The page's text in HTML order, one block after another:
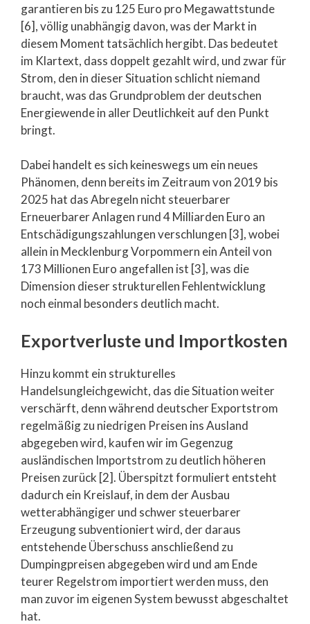
garantieren bis zu 125 Euro pro Megawattstunde
[6], völlig unabhängig davon, was der Markt in
diesem Moment tatsächlich hergibt. Das bedeutet
im Klartext, dass doppelt gezahlt wird, und zwar für
Strom, den in dieser Situation schlicht niemand
braucht, was das Grundproblem der deutschen
Energiewende in aller Deutlichkeit auf den Punkt
bringt.
Dabei handelt es sich keineswegs um ein neues
Phänomen, denn bereits im Zeitraum von 2019 bis
2025 hat das Abregeln nicht steuerbarer
Erneuerbarer Anlagen rund 4 Milliarden Euro an
Entschädigungszahlungen verschlungen [3], wobei
allein in Mecklenburg Vorpommern ein Anteil von
173 Millionen Euro angefallen ist [3], was die
Dimension dieser strukturellen Fehlentwicklung
noch einmal besonders deutlich macht.
Exportverluste und Importkosten
Hinzu kommt ein strukturelles
Handelsungleichgewicht, das die Situation weiter
verschärft, denn während deutscher Exportstrom
regelmäßig zu niedrigen Preisen ins Ausland
abgegeben wird, kaufen wir im Gegenzug
ausländischen Importstrom zu deutlich höheren
Preisen zurück [2]. Überspitzt formuliert entsteht
dadurch ein Kreislauf, in dem der Ausbau
wetterabhängiger und schwer steuerbarer
Erzeugung subventioniert wird, der daraus
entstehende Überschuss anschließend zu
Dumpingpreisen abgegeben wird und am Ende
teurer Regelstrom importiert werden muss, den
man zuvor im eigenen System bewusst abgeschaltet
hat.